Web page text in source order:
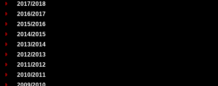
2017/2018
2016/2017
2015/2016
2014/2015
2013/2014
2012/2013
2011/2012
2010/2011